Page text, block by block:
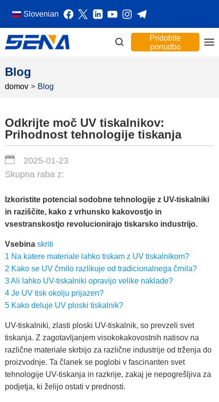
Slovenian
Pridobite
ponudbo
Blog
domov > Blog
Odkrijte moč UV tiskalnikov:
Prihodnost tehnologije tiskanja
2025-01-23
Skupna raba z:
Izkoristite potencial sodobne tehnologije z UV-tiskalniki
in raziščite, kako z vrhunsko kakovostjo in
vsestranskostjo revolucionirajo tiskarsko industrijo.
Vsebina skriti
1 Na katere materiale lahko tiskam z UV tiskalnikom?
2 Kako se UV črnilo razlikuje od tradicionalnega črnila?
3Ali lahko UV-tiskalniki opravijo velike naklade?
4 Je UV tisk okolju prijazen?
5 Kako deluje UV ploski tiskalnik?
UV-tiskalniki, zlasti ploski UV-tiskalnik, so prevzeli svet
tiskanja. Z zagotavljanjem visokokakovostnih natisov na
različne materiale skrbijo za različne industrije od trženja do
proizvodnje. Ta članek se poglobi v fascinanten svet
tehnologije UV-tiskanja in razkrije, zakaj je nepogrešljiva za
podjetja, ki želijo ostati v prednosti.